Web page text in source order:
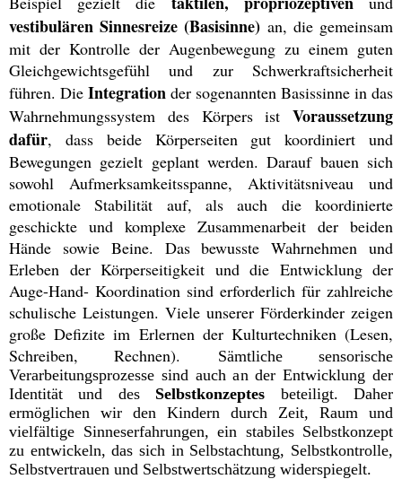
vestibulären Sinnesreize (Basisinne) an, die gemeinsam
mit der Kontrolle der Augenbewegung zu einem guten
Gleichgewichtsgefühl und zur Schwerkraftsicherheit
führen. Die Integration der sogenannten Basissinne in das
Wahrnehmungssystem des Körpers ist Voraussetzung
dafür, dass beide Körperseiten gut koordiniert und
Bewegungen gezielt geplant werden. Darauf bauen sich
sowohl Aufmerksamkeitsspanne, Aktivitätsniveau und
emotionale Stabilität auf, als auch die koordinierte
geschickte und komplexe Zusammenarbeit der beiden
Hände sowie Beine. Das bewusste Wahrnehmen und
Erleben der Körperseitigkeit und die Entwicklung der
Auge-Hand- Koordination sind erforderlich für zahlreiche
schulische Leistungen. Viele unserer Förderkinder zeigen
große Defizite im Erlernen der Kulturtechniken (Lesen,
Schreiben, Rechnen).
Sämtliche sensorische
Verarbeitungsprozesse sind auch an der Entwicklung der
Identität und des Selbstkonzeptes beteiligt. Daher
ermöglichen wir den Kindern durch Zeit, Raum und
vielfältige Sinneserfahrungen, ein stabiles Selbstkonzept
zu entwickeln, das sich in Selbstachtung, Selbstkontrolle,
Selbstvertrauen und Selbstwertschätzung widerspiegelt.